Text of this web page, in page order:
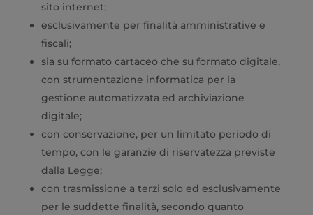
sito internet;
esclusivamente per finalità amministrative e
fiscali;
sia su formato cartaceo che su formato digitale,
con strumentazione informatica per la
gestione automatizzata ed archiviazione
digitale;
con conservazione, per un limitato periodo di
tempo, con le garanzie di riservatezza previste
dalla Legge;
con trasmissione a terzi solo ed esclusivamente
per le suddette finalità, secondo quanto